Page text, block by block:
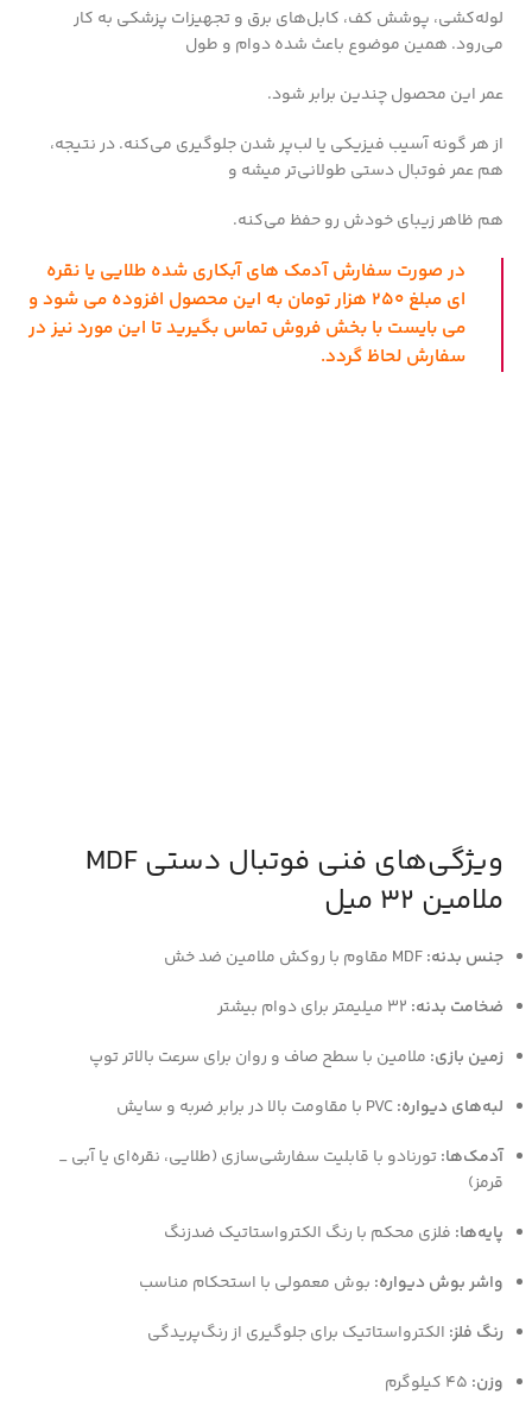
لوله‌کشی، پوشش کف، کابل‌های برق و تجهیزات پزشکی به کار
می‌رود. همین موضوع باعث شده دوام و طول
عمر این محصول چندین برابر شود.
از هر گونه آسیب فیزیکی یا لب‌پر شدن جلوگیری می‌کنه. در نتیجه،
هم عمر فوتبال دستی طولانی‌تر میشه و
هم ظاهر زیبای خودش رو حفظ می‌کنه.
در صورت سفارش آدمک های آبکاری شده طلایی یا نقره
ای مبلغ 250 هزار تومان به این محصول افزوده می شود و
می بایست با بخش فروش تماس بگیرید تا این مورد نیز در
سفارش لحاظ گردد.
ویژگی‌های فنی فوتبال دستی MDF
ملامین ۳۲ میل
جنس بدنه:
ضخامت بدنه:
زمین بازی: ملامین با سطح صاف و روان برای سرعت بالاتر توپ
لبه‌های دیواره:
آدمک‌ها:تورنادو با قابلیت سفارشی‌سازی (طلایی، نقره‌ای یا آبی _
قرمز)
پایه‌ها: فلزی محکم با رنگ الکترواستاتیک ضدزنگ
واشر بوش دیواره: بوش معمولی با استحکام مناسب
رنگ فلز: الکترواستاتیک برای جلوگیری از رنگ‌پریدگی
وزن: